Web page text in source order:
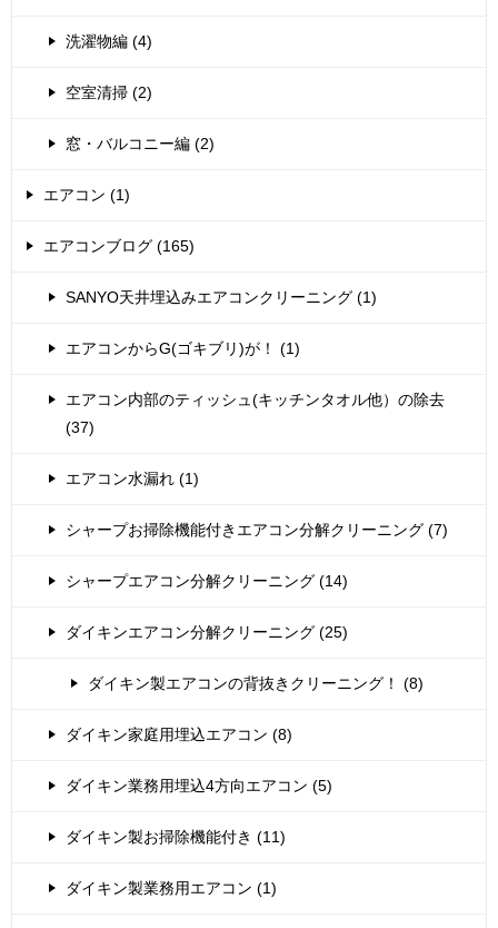
洗濯物編 (4)
空室清掃 (2)
窓・バルコニー編 (2)
エアコン (1)
エアコンブログ (165)
SANYO天井埋込みエアコンクリーニング (1)
エアコンからG(ゴキブリ)が！ (1)
エアコン内部のティッシュ(キッチンタオル他）の除去
(37)
エアコン水漏れ (1)
シャープお掃除機能付きエアコン分解クリーニング (7)
シャープエアコン分解クリーニング (14)
ダイキンエアコン分解クリーニング (25)
ダイキン製エアコンの背抜きクリーニング！ (8)
ダイキン家庭用埋込エアコン (8)
ダイキン業務用埋込4方向エアコン (5)
ダイキン製お掃除機能付き (11)
ダイキン製業務用エアコン (1)